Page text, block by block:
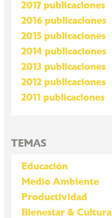
2017 publicaciones
2016 publicaciones
2015 publicaciones
2014 publicaciones
2013 publicaciones
2012 publicaciones
2011 publicaciones
TEMAS
Educación
Medio Ambiente
Productividad
Bienestar & Cultura